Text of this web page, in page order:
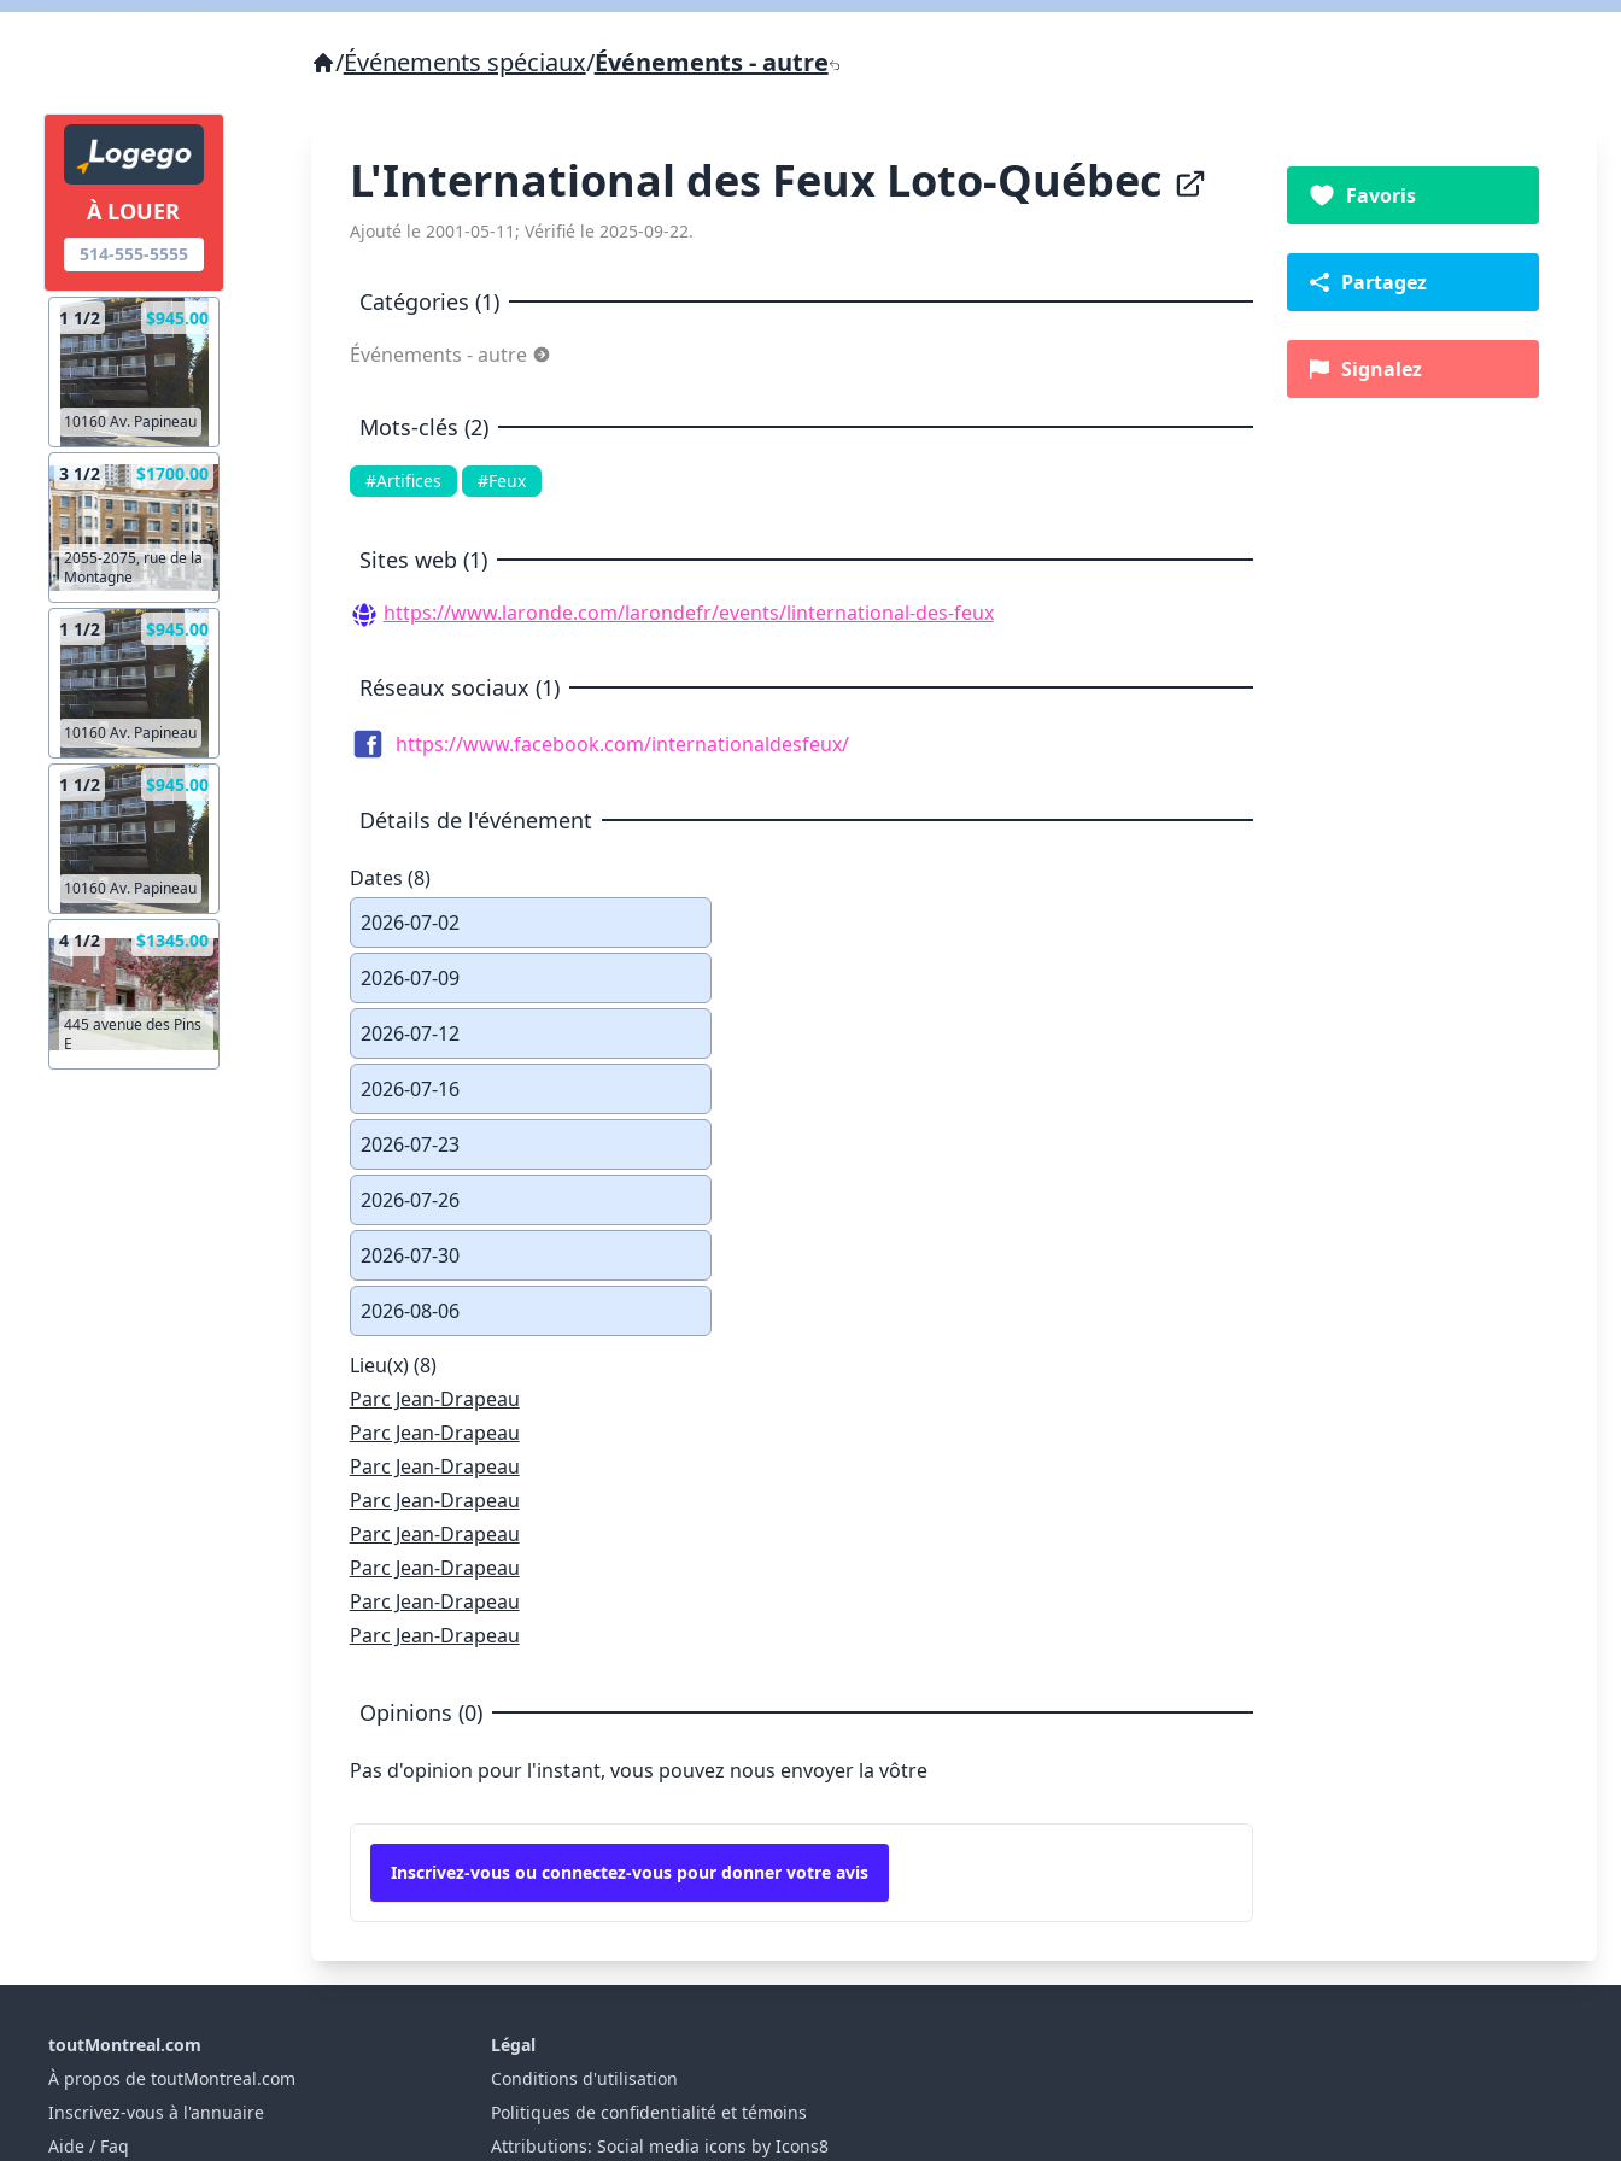
À LOUER
514-555-5555
1 1/2 $945.00
10160 Av. Papineau
3 1/2 $1700.00
2055-2075, rue de la
Montagne
1 1/2 $945.00
10160 Av. Papineau
1 1/2 $945.00
10160 Av. Papineau
4 1/2 $1345.00
445 avenue des Pins
E
/Événements spéciaux/Événements - autre
L'International des Feux Loto-Québec
Ajouté le 2001-05-11; Vérifié le 2025-09-22.
Catégories (1)
Événements - autre
Mots-clés (2)
#Artifices #Feux
Sites web (1)
https://www.laronde.com/larondefr/events/linternational-des-feux
Réseaux sociaux (1)
https://www.facebook.com/internationaldesfeux/
Détails de l'événement
Dates (8)
2026-07-02
2026-07-09
2026-07-12
2026-07-16
2026-07-23
2026-07-26
2026-07-30
2026-08-06
Lieu(x) (8)
Parc Jean-Drapeau
Parc Jean-Drapeau
Parc Jean-Drapeau
Parc Jean-Drapeau
Parc Jean-Drapeau
Parc Jean-Drapeau
Parc Jean-Drapeau
Parc Jean-Drapeau
Opinions (0)
Pas d'opinion pour l'instant, vous pouvez nous envoyer la vôtre
Inscrivez-vous ou connectez-vous pour donner votre avis
Favoris
Partagez
Signalez
toutMontreal.com
À propos de toutMontreal.com
Inscrivez-vous à l'annuaire
Aide / Faq
Légal
Conditions d'utilisation
Politiques de confidentialité et témoins
Attributions: Social media icons by Icons8
Lien vers inscription (sera inclus dans courriel)